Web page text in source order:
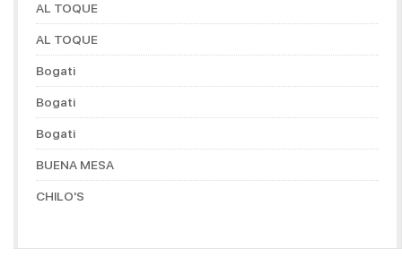
AL TOQUE
AL TOQUE
Bogati
Bogati
Bogati
BUENA MESA
CHILO'S